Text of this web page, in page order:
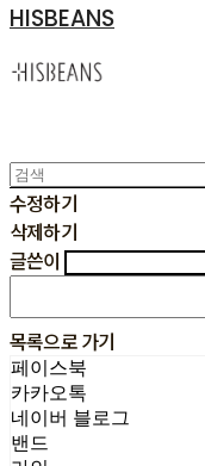
HISBEANS
수정하기
삭제하기
글쓴이
목록으로 가기
페이스북
카카오톡
네이버 블로그
밴드